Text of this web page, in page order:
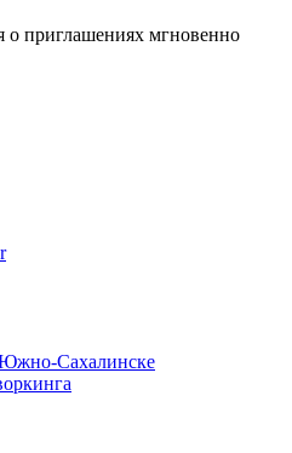
о приглашениях мгновенно
Сахалинске